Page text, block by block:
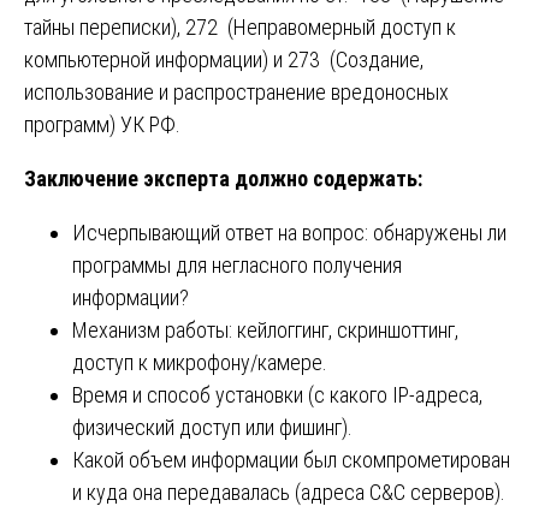
тайны переписки), 272 (Неправомерный доступ к
компьютерной информации) и 273 (Создание,
использование и распространение вредоносных
программ) УК РФ.
Заключение эксперта должно содержать:
Исчерпывающий ответ на вопрос: обнаружены ли
программы для негласного получения
информации?
Механизм работы: кейлоггинг, скриншоттинг,
доступ к микрофону/камере.
Время и способ установки (с какого IP-адреса,
физический доступ или фишинг).
Какой объем информации был скомпрометирован
и куда она передавалась (адреса C&C серверов).